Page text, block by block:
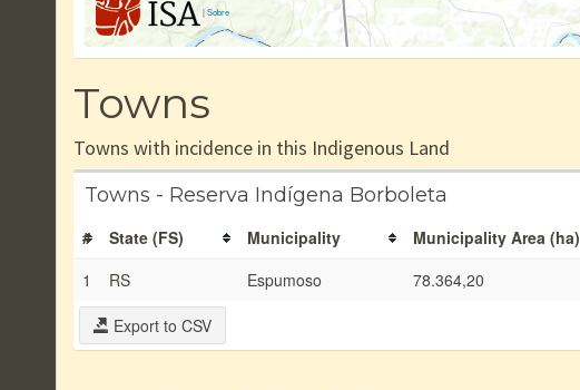
|Sobre
Towns
Towns with incidence in this Indigenous Land
Towns - Reserva Indígena Borboleta
# State (FS) Municipality Municipality Area (ha)
1
RS Espumoso 78.364,20
Export to CSV